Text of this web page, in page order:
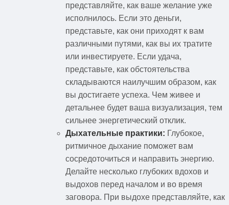
представляйте, как ваше желание уже
исполнилось. Если это деньги,
представьте, как они приходят к вам
различными путями, как вы их тратите
или инвестируете. Если удача,
представьте, как обстоятельства
складываются наилучшим образом, как
вы достигаете успеха. Чем живее и
детальнее будет ваша визуализация, тем
сильнее энергетический отклик.
Дыхательные практики: Глубокое,
ритмичное дыхание поможет вам
сосредоточиться и направить энергию.
Делайте несколько глубоких вдохов и
выдохов перед началом и во время
заговора. При выдохе представляйте, как